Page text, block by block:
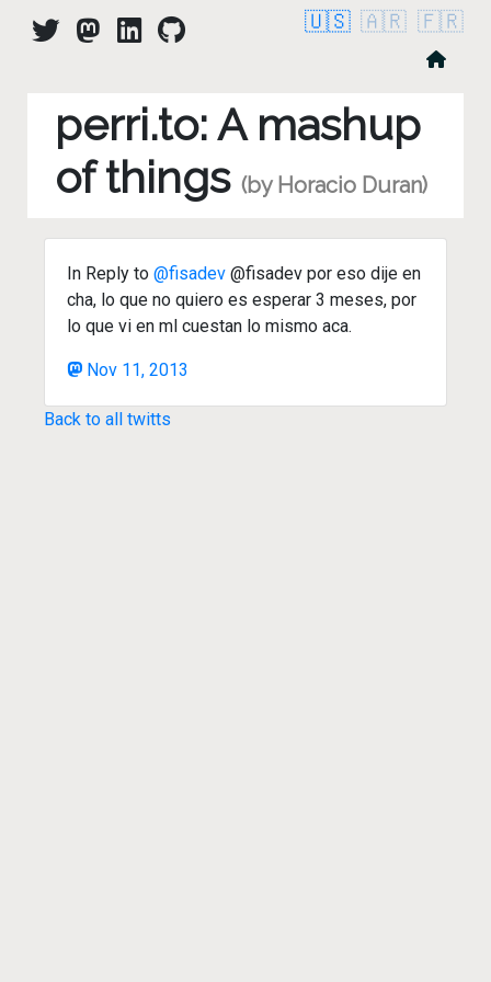
🇺🇸 🇦🇷 🇫🇷
perri.to: A mashup
of things (by Horacio Duran)
In Reply to @fisadev @fisadev por eso dije en
cha, lo que no quiero es esperar 3 meses, por
lo que vi en ml cuestan lo mismo aca.
Nov 11, 2013
Back to all twitts